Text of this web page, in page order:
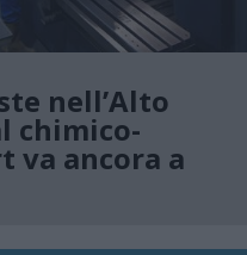
nell’Alto
chimico-
va ancora a